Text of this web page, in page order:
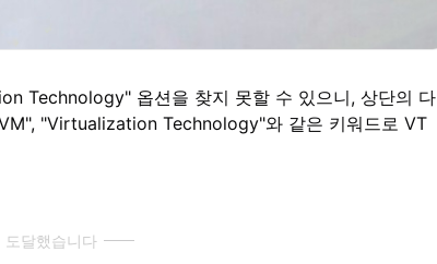
Technology" 옵션을 찾지 못할 수 있으니, 상단의 다
"Virtualization Technology"와 같은 키워드로 VT
도달했습니다